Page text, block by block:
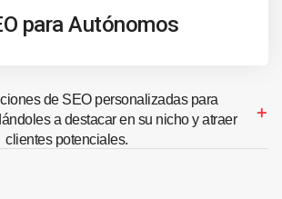
para Autónomos
de SEO personalizadas para
a destacar en su nicho y atraer
clientes potenciales.